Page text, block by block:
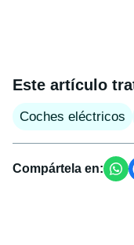
Este artículo
Coches eléctricos
Compártela en: